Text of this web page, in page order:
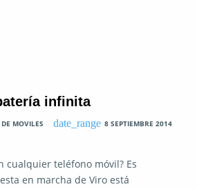
infinita
MOVILES
8 SEPTIEMBRE 2014
cualquier teléfono móvil? Es
en marcha de Viro está